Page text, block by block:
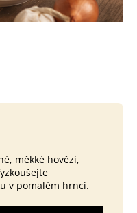
měkké hovězí,
v pomalém hrnci.